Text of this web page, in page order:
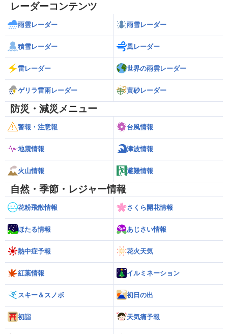
レーダーコンテンツ
雨雲レーダー 雨雪レーダー
積雪レーダー 風レーダー
雷レーダー 世界の雨雲レーダー
ゲリラ雷雨レーダー 黄砂レーダー
防災・減災メニュー
警報・注意報 台風情報
地震情報 津波情報
火山情報 避難情報
自然・季節・レジャー情報
花粉飛散情報 さくら開花情報
ほたる情報 あじさい情報
熱中症予報 花火天気
紅葉情報 イルミネーション
スキー＆スノボ 初日の出
初詣 天気痛予報